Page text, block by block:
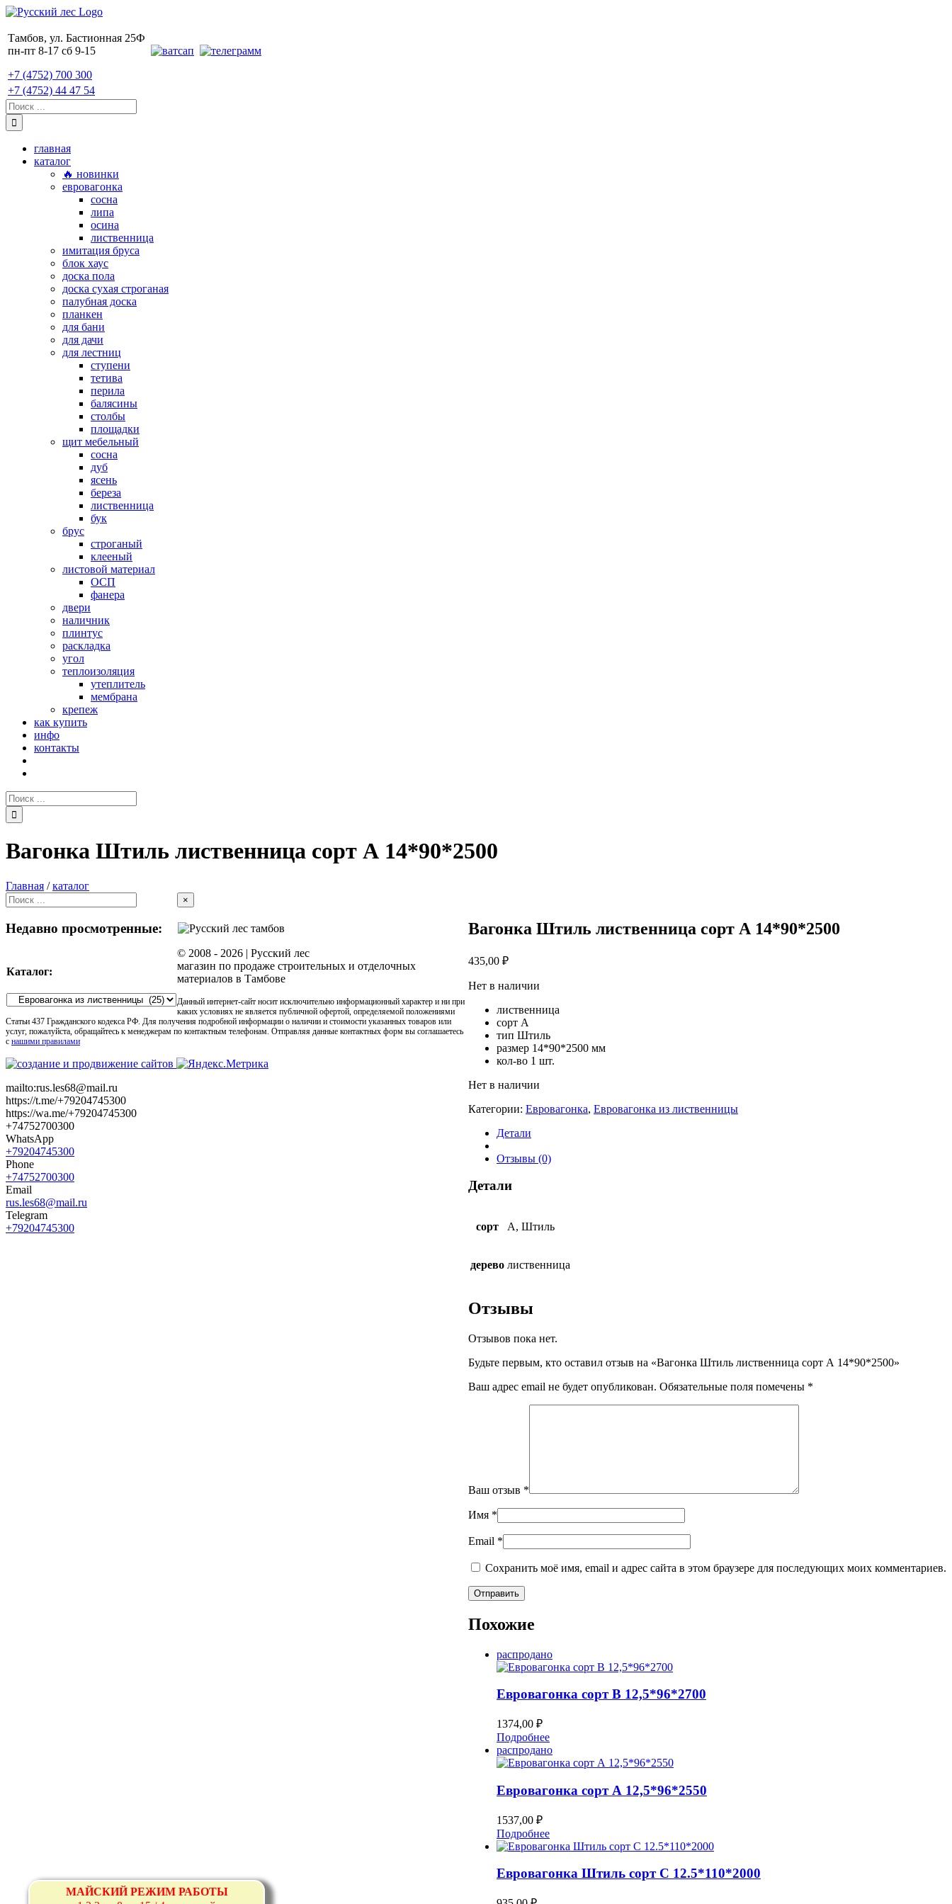
Skip
content
Тамбов, ул. Бастионная 25Ф
пн-пт 8-17 сб 9-15
+7 (4752) 700 300
+7 (4752) 44 47 54
Поиск:
главная
каталог
🔥 новинки
евровагонка
сосна
липа
осина
лиственница
имитация бруса
блок хаус
доска пола
доска сухая строганая
палубная доска
планкен
для бани
для дачи
для лестниц
ступени
тетива
перила
балясины
столбы
площадки
щит мебельный
сосна
дуб
ясень
береза
лиственница
бук
брус
строганый
клееный
листовой материал
ОСП
фанера
двери
наличник
плинтус
раскладка
угол
теплоизоляция
утеплитель
мембрана
крепеж
как купить
инфо
контакты
Поиск:
Вагонка Штиль лиственница сорт А 14*90*2500
Главная /каталог
Вагонка Штиль лиственница сорт А 14*90*2500
435,00 ₽
Нет в наличии
лиственница
сорт А
тип Штиль
размер 14*90*2500 мм
кол-во 1 шт.
Нет в наличии
Категории: Евровагонка, Евровагонка из лиственницы
Детали
Отзывы (0)
Детали
сорт A, Штиль
дерево лиственница
Отзывы
Отзывов пока нет.
Будьте первым, кто оставил отзыв на «Вагонка Штиль лиственница сорт А 14*90*2500»
Ваш адрес email не будет опубликован. Обязательные поля помечены *
Ваш отзыв *
Имя *
Email *
Сохранить моё имя, email и адрес сайта в этом браузере для последующих моих комментариев.
Похожие
распродано
Евровагонка сорт В 12,5*96*2700
1374,00 ₽
Подробнее
распродано
Евровагонка сорт А 12,5*96*2550
1537,00 ₽
Подробнее
Евровагонка Штиль сорт C 12.5*110*2000
Недавно просмотренные:
Каталог:
Close
product
quick
view
×
© 2008 - 2026 | Русский лес
магазин по продаже строительных и отделочных
материалов в Тамбове
Данный интернет-сайт носит исключительно информационный характер и ни при
каких условиях не является публичной офертой, определяемой положениями
Статьи 437 Гражданского кодекса РФ. Для получения подробной информации о наличии и стоимости указанных товаров или
услуг, пожалуйста, обращайтесь к менеджерам по контактным телефонам. Отправляя данные контактных форм вы соглашаетесь
с нашими правилами
mailto:rus.les68@mail.ru
https://t.me/+79204745300
https://wa.me/+79204745300
+74752700300
WhatsApp
+79204745300
Phone
+74752700300
Email
rus.les68@mail.ru
Telegram
+79204745300
МАЙСКИЙ РЕЖИМ РАБОТЫ